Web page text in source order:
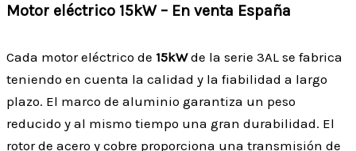
Motor eléctrico 15kW – En venta España
Cada motor eléctrico de 15kWde la serie 3AL se fabrica
teniendo en cuenta la calidad y la fiabilidad a largo
plazo. El marco de aluminio garantiza un peso
reducido y al mismo tiempo una gran durabilidad. El
rotor de acero y cobre proporciona una transmisión de